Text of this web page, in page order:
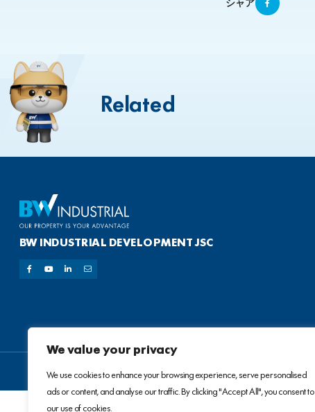
We value your privacy
We use cookies to enhance your browsing experience, serve personalised
ads or content, and analyse our traffic. By clicking "Accept All", you consent to
our use of cookies.
シャア
Related
BW INDUSTRIAL DEVELOPMENT JSC